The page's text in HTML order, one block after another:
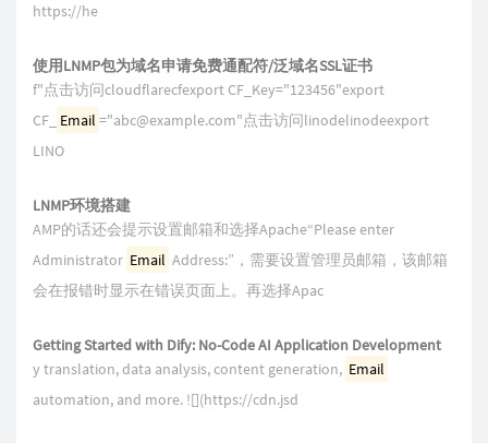
https://he
使用LNMP包为域名申请免费通配符/泛域名SSL证书
f"点击访问cloudflarecfexport CF_Key="123456"export
CF_
Email ="abc@example.com"点击访问linodelinodeexport
LINO
LNMP环境搭建
AMP的话还会提示设置邮箱和选择Apache“Please enter
Administrator Email Address:”，需要设置管理员邮箱，该邮箱
会在报错时显示在错误页面上。再选择Apac
Getting Started with Dify: No-Code AI Application Development
y translation, data analysis, content generation, Email
automation, and more. ![](https://cdn.jsd